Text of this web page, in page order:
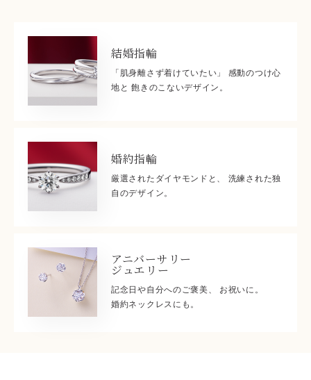
結婚指輪
「肌身離さず着けていたい」 感動のつけ心
地と 飽きのこないデザイン。
婚約指輪
厳選されたダイヤモンドと、 洗練された独
自のデザイン。
アニバーサリー
ジュエリー
記念日や自分へのご褒美、 お祝いに。
婚約ネックレスにも。